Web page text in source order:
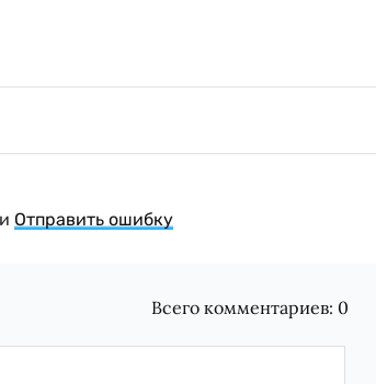
Отправить ошибку
Всего комментариев: 0